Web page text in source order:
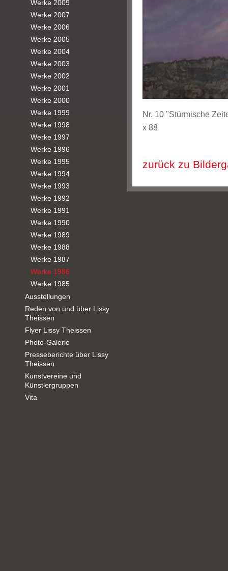
Werke 2009
Werke 2007
Werke 2006
Werke 2005
Werke 2004
Werke 2003
Werke 2002
Werke 2001
Werke 2000
Werke 1999
Werke 1998
Werke 1997
Werke 1996
Werke 1995
Werke 1994
Werke 1993
Werke 1992
Werke 1991
Werke 1990
Werke 1989
Werke 1988
Werke 1987
Werke 1986
Werke 1985
Ausstellungen
Reden von und über Lissy
Theissen
Flyer Lissy Theissen
Photo-Galerie
Presseberichte über Lissy
Theissen
Kunstvereine und
Künstlergruppen
Vita
Nr. 10 "Stürmische
x 88
zurück zu